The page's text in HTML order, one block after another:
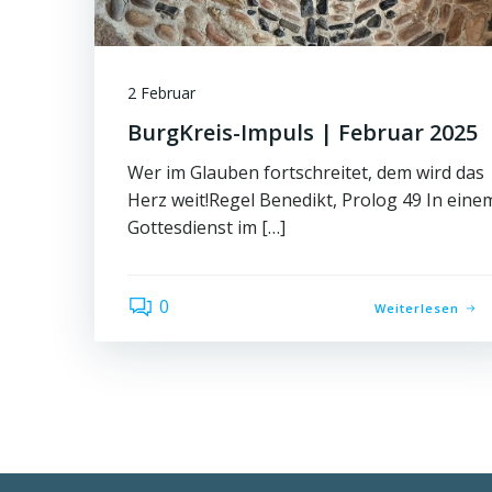
2 Februar
BurgKreis-Impuls | Februar 2025
Wer im Glauben fortschreitet, dem wird das
Herz weit!Regel Benedikt, Prolog 49 In
Gottesdienst im […]
0 Weiterlesen